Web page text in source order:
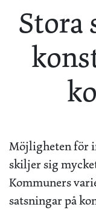
Stora
Möjligheten för
skiljer sig
Kommuners
satsningar på